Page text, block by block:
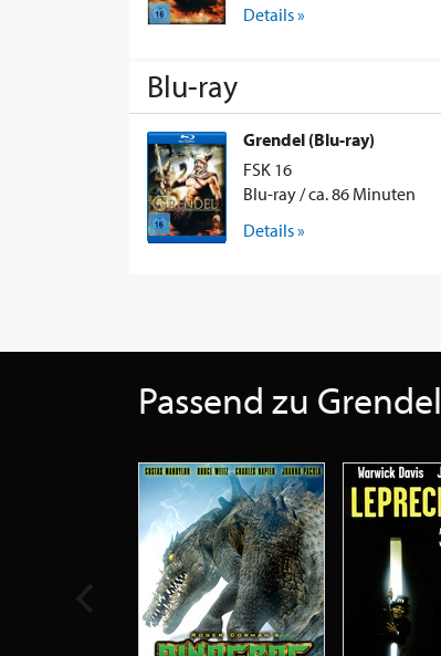
Details »
Blu-ray
Grendel (Blu-ray)
FSK 16
Blu-ray / ca. 86 Minuten
Details »
Passend zu Grendel